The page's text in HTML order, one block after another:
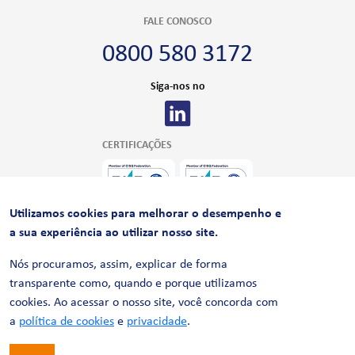
FALE CONOSCO
0800 580 3172
Siga-nos no
CERTIFICAÇÕES
© 2026 LinhaUni. Todos os direitos reservados.
Política de Privacidade
Utilizamos cookies para melhorar o desempenho e
a sua experiência ao utilizar nosso site.
Nós procuramos, assim, explicar de forma
transparente como, quando e porque utilizamos
cookies. Ao acessar o nosso site, você concorda com
a política de cookies e privacidade.